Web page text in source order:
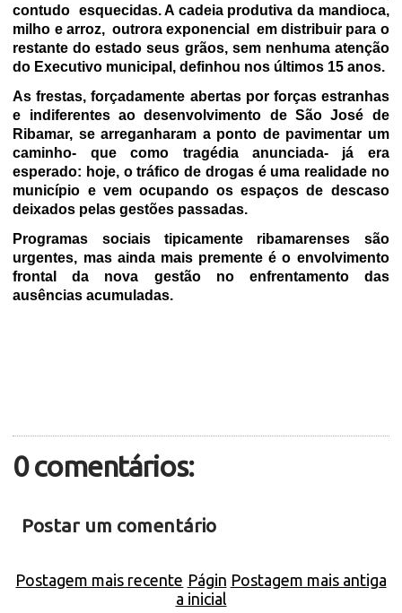
contudo esquecidas. A cadeia produtiva da mandioca,
milho e arroz, outrora exponencial
em distribuir para o
restante do estado seus grãos, sem nenhuma atenção
do Executivo municipal, definhou nos últimos 15 anos.
As frestas, forçadamente abertas por forças estranhas
e indiferentes ao desenvolvimento de São José de
Ribamar, se arreganharam a ponto de pavimentar um
caminho- que como tragédia anunciada- já era
esperado: hoje, o tráfico de drogas é uma realidade no
município e vem ocupando os espaços de descaso
deixados pelas gestões passadas.
Programas sociais tipicamente ribamarenses são
urgentes, mas ainda mais premente é o envolvimento
frontal da nova gestão no enfrentamento das
ausências acumuladas.
0 comentários:
Postar um comentário
Postagem mais recente Postagem mais antiga
Págin
a inicial